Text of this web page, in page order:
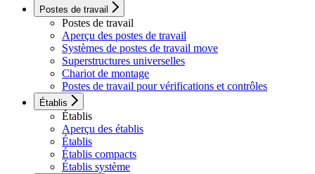
Postes de travail
Postes de travail
Aperçu des postes de travail
Systèmes de postes de travail move
Superstructures universelles
Chariot de montage
Postes de travail pour vérifications et contrôles
Établis
Établis
Aperçu des établis
Établis
Établis compacts
Établis système